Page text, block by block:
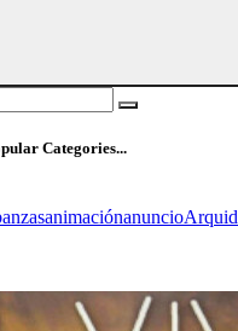
Categories...
animaciónanuncio